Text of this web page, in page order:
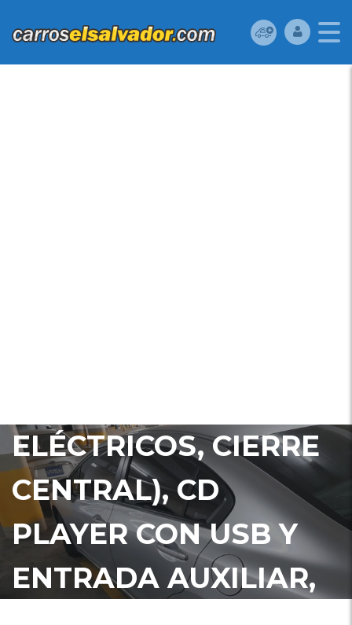
ELÉCTRICOS, CIERRE
CENTRAL), CD
PLAYER CON USB Y
ENTRADA AUXILIAR,